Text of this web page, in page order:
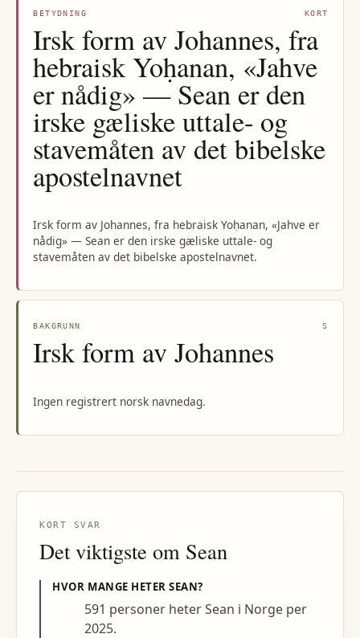
BETYDNING KORT
Irsk form av Johannes, fra
hebraisk Yoḥanan, «Jahve
er nådig» — Sean er den
irske gæliske uttale- og
stavemåten av det bibelske
apostelnavnet
Irsk form av Johannes, fra hebraisk Yoḥanan, «Jahve er
nådig» — Sean er den irske gæliske uttale- og
stavemåten av det bibelske apostelnavnet.
BAKGRUNN S
Irsk form av Johannes
Ingen registrert norsk navnedag.
KORT SVAR
Det viktigste om Sean
HVOR MANGE HETERSEAN?
591 personer heter Sean i Norge per
2025.